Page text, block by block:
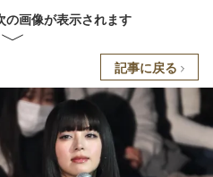
の画像が表示されます
記事に戻る